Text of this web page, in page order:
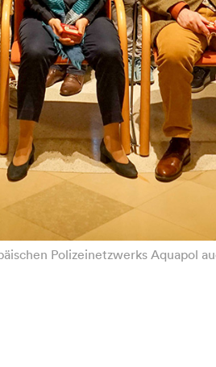
Polizeinetzwerks Aquapol